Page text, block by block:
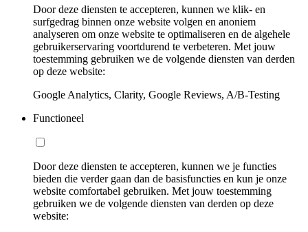
Door deze diensten te accepteren, kunnen we klik- en
surfgedrag binnen onze website volgen en anoniem
analyseren om onze website te optimaliseren en de algehele
gebruikerservaring voortdurend te verbeteren. Met jouw
toestemming gebruiken we de volgende diensten van derden
op deze website:
Google Analytics, Clarity, Google Reviews, A/B-Testing
Functioneel
Door deze diensten te accepteren, kunnen we je functies
bieden die verder gaan dan de basisfuncties en kun je onze
website comfortabel gebruiken. Met jouw toestemming
gebruiken we de volgende diensten van derden op deze
website: